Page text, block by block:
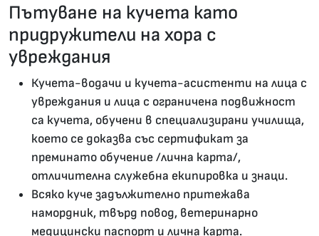
Пътуване на кучета като
придружители на хора с
увреждания
Кучета-водачи и кучета-асистенти на лица с
увреждания и лица с ограничена подвижност
са кучета, обучени в специализирани училища,
което се доказва със сертификат за
преминато обучение /лична карта/,
отличителна служебна екипировка и знаци.
Всяко куче задължително притежава
намордник, твърд повод, ветеринарно
медицински паспорт и лична карта.